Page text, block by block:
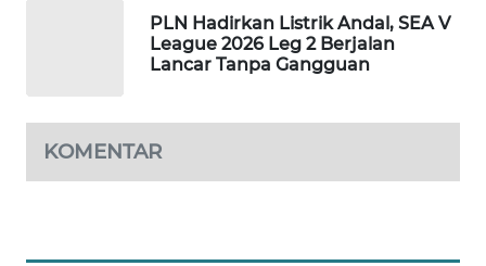
PLN Hadirkan Listrik Andal, SEA V
League 2026 Leg 2 Berjalan
Lancar Tanpa Gangguan
KOMENTAR
FORWAMKI
ALPERKLINAS